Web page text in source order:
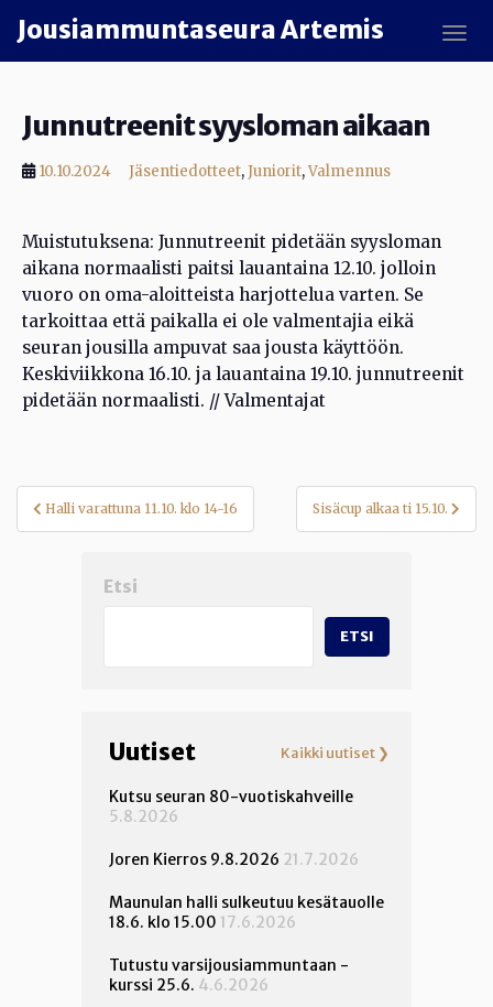
Jousiammuntaseura Artemis
Junnutreenit syysloman aikaan
10.10.2024 Jäsentiedotteet,Juniorit,Valmennus
Muistutuksena: Junnutreenit pidetään syysloman
aikana normaalisti paitsi lauantaina 12.10. jolloin
vuoro on oma-aloitteista harjottelua varten. Se
tarkoittaa että paikalla ei ole valmentajia eikä
seuran jousilla ampuvat saa jousta käyttöön.
Keskiviikkona 16.10. ja lauantaina 19.10. junnutreenit
pidetään normaalisti. // Valmentajat
Artikkelien
selaus
Halli varattuna 11.10. klo 14-16 Sisäcup alkaa ti 15.10.
Etsi
ETSI
Uutiset Kaikki uutiset ❯
Kutsu seuran 80-vuotiskahveille
5.8.2026
Joren Kierros 9.8.2026 21.7.2026
Maunulan halli sulkeutuu kesätauolle
18.6. klo 15.00 17.6.2026
Tutustu varsijousiammuntaan -
kurssi 25.6. 4.6.2026